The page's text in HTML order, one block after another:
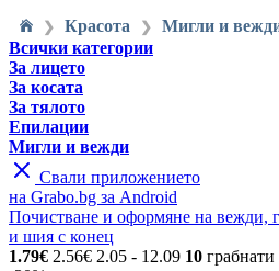
❯ Красота ❯
Мигли и
Всички категории
За лицето
За косата
За тялото
Епилации
Мигли и вежди
Свали приложението
на Grabo.bg за Android
Почистване и оформяне на вежди,
и шия с конец
1.79€ 2.56€ 2.05 - 12.09 10 грабнати